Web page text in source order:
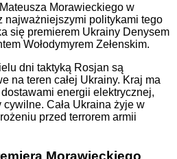
Morawieckiego w
najważniejszymi politykami tego
się premierem Ukrainy Denysem
Wołodymyrem Zełenskim.
dni taktyką Rosjan są
na teren całej Ukrainy. Kraj ma
energii elektrycznej,
Cała Ukraina żyje w
przed terrorem armii
Morawieckiego